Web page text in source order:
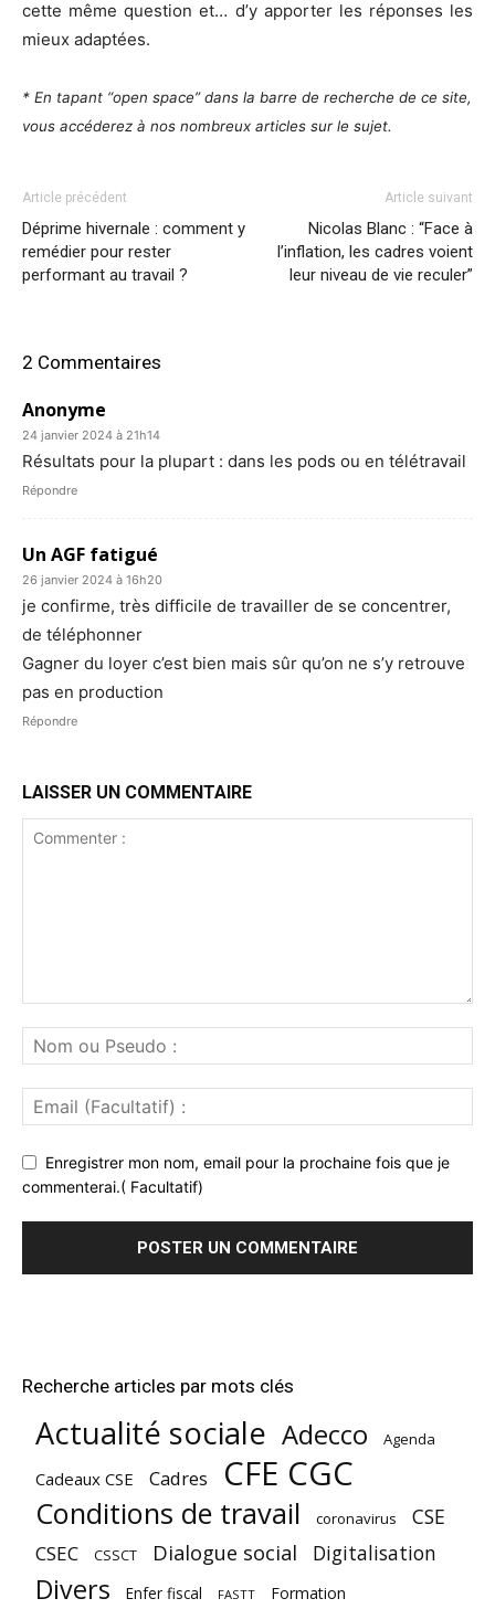
cette même question et… d’y apporter les réponses les
mieux adaptées.
* En tapant “open space” dans la barre de recherche de ce site,
vous accéderez à nos nombreux articles sur le sujet.
Article précédent
Déprime hivernale : comment y
remédier pour rester
performant au travail ?
Article suivant
Nicolas Blanc : “Face à
l’inflation, les cadres voient
leur niveau de vie reculer”
2 Commentaires
Anonyme
24 janvier 2024 à 21h14
Résultats pour la plupart : dans les pods ou en télétravail
Répondre
Un AGF fatigué
26 janvier 2024 à 16h20
je confirme, très difficile de travailler de se concentrer,
de téléphonner
Gagner du loyer c’est bien mais sûr qu’on ne s’y retrouve
pas en production
Répondre
LAISSER UN COMMENTAIRE
Enregistrer mon nom, email pour la prochaine fois que je
commenterai.( Facultatif)
Recherche articles par mots clés
Actualité sociale Adecco Agenda
Cadeaux CSE Cadres CFE CGC
Conditions de travail coronavirus CSE
CSEC CSSCT Dialogue social Digitalisation
Divers Enfer fiscal FASTT Formation